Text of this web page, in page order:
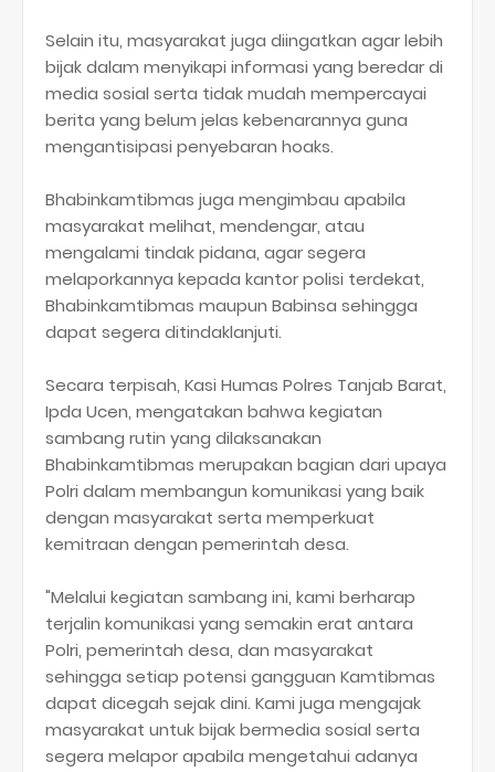
Selain itu, masyarakat juga diingatkan agar lebih
bijak dalam menyikapi informasi yang beredar di
media sosial serta tidak mudah mempercayai
berita yang belum jelas kebenarannya guna
mengantisipasi penyebaran hoaks.
Bhabinkamtibmas juga mengimbau apabila
masyarakat melihat, mendengar, atau
mengalami tindak pidana, agar segera
melaporkannya kepada kantor polisi terdekat,
Bhabinkamtibmas maupun Babinsa sehingga
dapat segera ditindaklanjuti.
Secara terpisah, Kasi Humas Polres Tanjab Barat,
Ipda Ucen, mengatakan bahwa kegiatan
sambang rutin yang dilaksanakan
Bhabinkamtibmas merupakan bagian dari upaya
Polri dalam membangun komunikasi yang baik
dengan masyarakat serta memperkuat
kemitraan dengan pemerintah desa.
"Melalui kegiatan sambang ini, kami berharap
terjalin komunikasi yang semakin erat antara
Polri, pemerintah desa, dan masyarakat
sehingga setiap potensi gangguan Kamtibmas
dapat dicegah sejak dini. Kami juga mengajak
masyarakat untuk bijak bermedia sosial serta
segera melapor apabila mengetahui adanya